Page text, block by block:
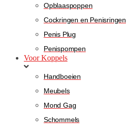
Opblaaspoppen
Cockringen en Penisringen
Penis Plug
Penispompen
Voor Koppels
Handboeien
Meubels
Mond Gag
Schommels